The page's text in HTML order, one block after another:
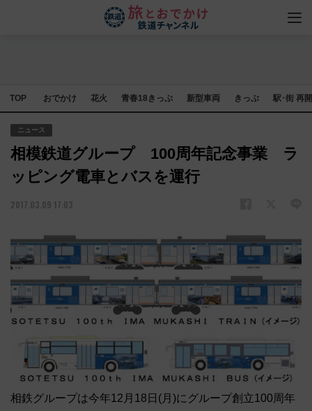
TOP おでかけ 花火 青春18きっぷ 新型車両 きっぷ 駅･街 再
ニュース
相模鉄道グループ 100周年記念事業 ラ
ッピング電車とバスを運行
2017.03.09 17:03
相鉄グループは今年12月18日(月)にグループ創立100周年